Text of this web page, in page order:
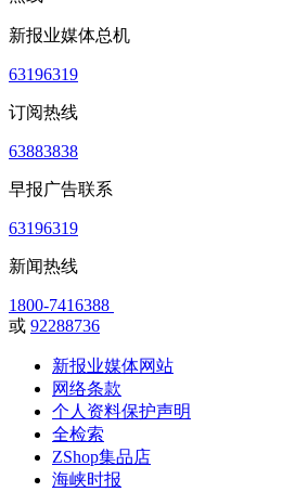
新报业媒体总机
63196319
订阅热线
63883838
早报广告联系
63196319
新闻热线
1800-7416388
或 92288736
新报业媒体网站
网络条款
个人资料保护声明
全检索
ZShop集品店
海峡时报